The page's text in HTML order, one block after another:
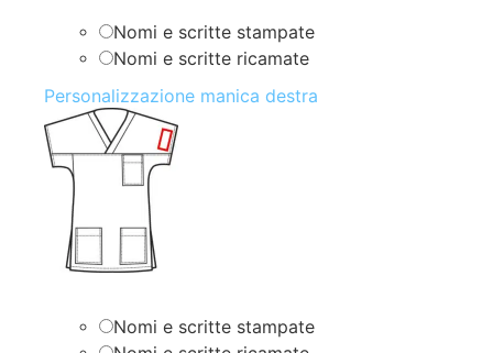
Nomi e scritte stampate
Nomi e scritte ricamate
Personalizzazione manica destra
Nomi e scritte stampate